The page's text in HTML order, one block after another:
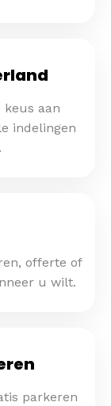
keus aan
indelingen
offerte of
u wilt.
parkeren